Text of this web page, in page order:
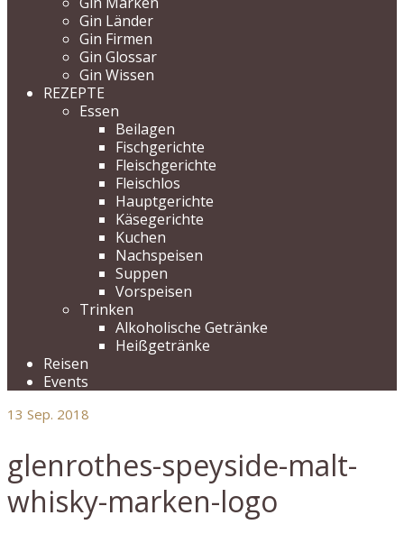
Gin Länder
Gin Firmen
Gin Glossar
Gin Wissen
REZEPTE
Essen
Beilagen
Fischgerichte
Fleischgerichte
Fleischlos
Hauptgerichte
Käsegerichte
Kuchen
Nachspeisen
Suppen
Vorspeisen
Trinken
Alkoholische Getränke
Heißgetränke
Reisen
Events
13 Sep. 2018
glenrothes-speyside-malt-
whisky-marken-logo